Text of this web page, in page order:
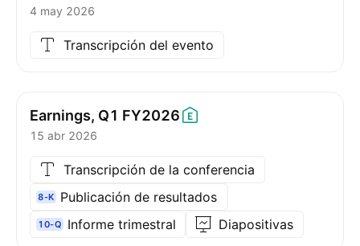
4 may 2026
Transcripción del evento
Earnings, Q1 FY2026
15 abr 2026
Transcripción de la conferencia
8-K Publicación de resultados
10-Q Informe trimestral Diapositivas